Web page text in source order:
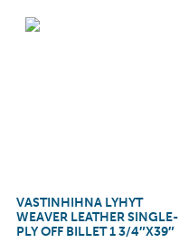
VASTINHIHNA LYHYT
WEAVER LEATHER SINGLE-
PLY OFF BILLET 1 3/4″X39″